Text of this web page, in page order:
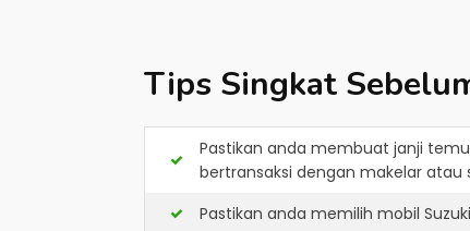
Tips Singkat
Pastikan anda membuat janji
bertransaksi dengan makelar atau
Pastikan anda memilih mobil